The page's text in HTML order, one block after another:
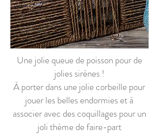
Une jolie queue de poisson pour de
jolies sirènes !
À porter dans une jolie corbeille pour
jouer les belles endormies et à
associer avec des coquillages pour un
joli thème de faire-part